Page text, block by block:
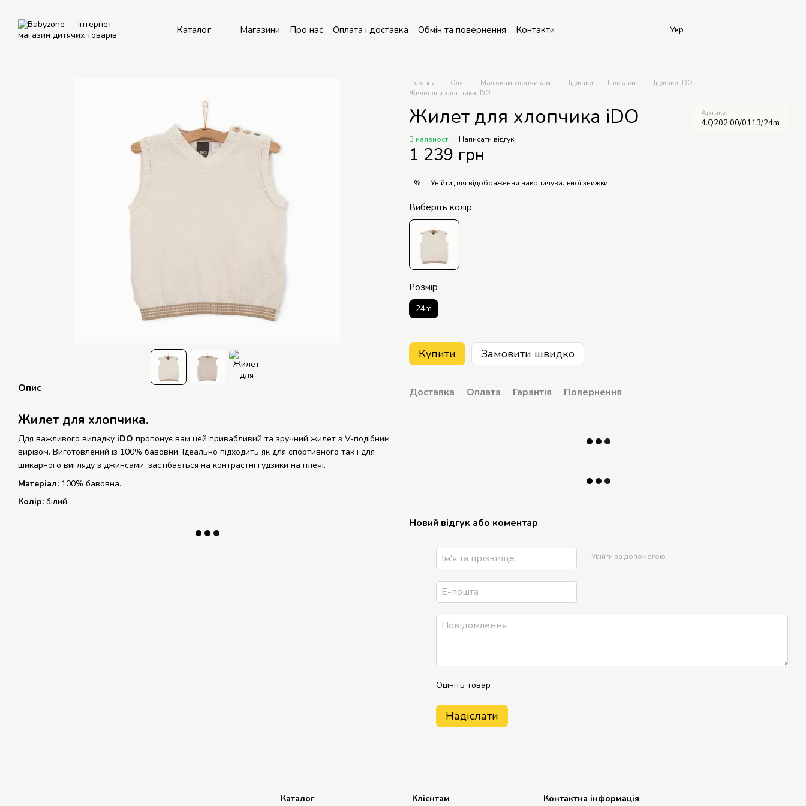
Каталог Магазини Про нас Оплата і доставка Обмін та повернення
Контакти
Укр
Опис
Жилет для хлопчика.
Для важливого випадку iDO пропонує вам цей привабливий та зручний жилет з V-подібним
вирізом. Виготовлений із 100% бавовни. Ідеально підходить як для спортивного так і для
шикарного вигляду з джинсами, застібається на контрастні гудзики на плечі.
Матеріал: 100% бавовна.
Колір: білий.
Головна Одяг Малюкам хлопчикам Піджаки Піджаки
Піджаки IDO
Жилет для хлопчика iDO
Жилет для хлопчика iDO Артикул
4.Q202.00/0113/24m
В наявності Написати відгук
1 239 грн
% Увійти для відображення накопичувальної знижки
Виберіть колір
Розмір
24m
Купити Замовити швидко
Доставка Оплата Гарантія Повернення
Новий відгук або коментар
Увійти за допомогою
Оцініть товар
Надіслати
Каталог Клієнтам Контактна інформація